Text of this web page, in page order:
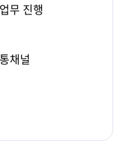
무 진행
채널